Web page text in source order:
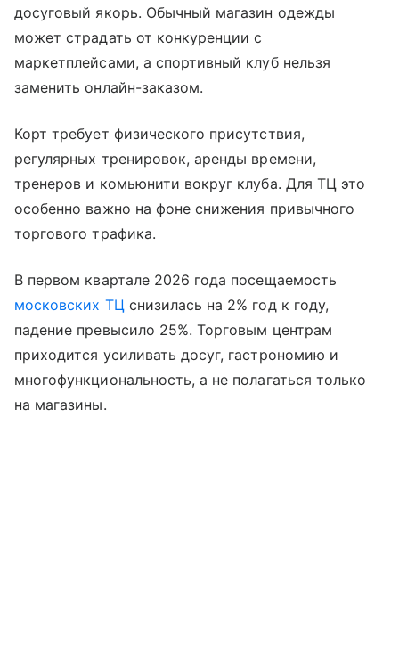
досуговый якорь. Обычный магазин одежды
может страдать от конкуренции с
маркетплейсами, а спортивный клуб нельзя
заменить онлайн-заказом.
Корт требует физического присутствия,
регулярных тренировок, аренды времени,
тренеров и комьюнити вокруг клуба. Для ТЦ это
особенно важно на фоне снижения привычного
торгового трафика.
В первом квартале 2026 года посещаемость
московских ТЦ снизилась на 2% год к году,
падение превысило 25%. Торговым центрам
приходится усиливать досуг, гастрономию и
многофункциональность, а не полагаться только
на магазины.